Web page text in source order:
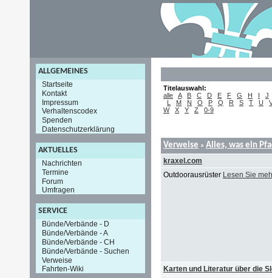
ALLGEMEINES
Startseite
Kontakt
Impressum
Verhaltenscodex
Spenden
Datenschutzerklärung
AKTUELLES
Nachrichten
Termine
Forum
Umfragen
SERVICE
Bünde/Verbände - D
Bünde/Verbände - A
Bünde/Verbände - CH
Bünde/Verbände - Suchen
Verweise
Fahrten-Wiki
Titelauswahl:
alle
A B C D E F G H I
J
L
M N O P Q R S T U
W
X Y Z 0-9
Verweise » Alles, was ein
kraxel.com
Outdoorausrüster Lesen Sie
Karten und Literatur über die